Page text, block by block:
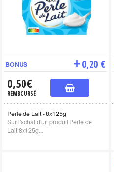
BONUS 0,20 €
0,50€
REMBOURSÉ
Perle de Lait - 8x125g
Sur l'achat d'un produit Perle de
Lait 8x125g...